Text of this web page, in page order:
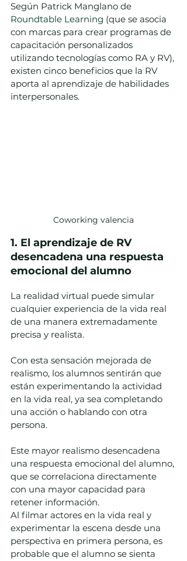
Según Patrick Manglano de
Roundtable Learning (que se asocia
con marcas para crear programas de
capacitación personalizados
utilizando tecnologías como RA y RV),
existen cinco beneficios que la RV
aporta al aprendizaje de habilidades
interpersonales.
Coworking valencia
1. El aprendizaje de RV
desencadena una respuesta
emocional del alumno
La realidad virtual puede simular
cualquier experiencia de la vida real
de una manera extremadamente
precisa y realista.
Con esta sensación mejorada de
realismo, los alumnos sentirán que
están experimentando la actividad
en la vida real, ya sea completando
una acción o hablando con otra
persona.
Este mayor realismo desencadena
una respuesta emocional del alumno,
que se correlaciona directamente
con una mayor capacidad para
retener información.
Al filmar actores en la vida real y
experimentar la escena desde una
perspectiva en primera persona, es
probable que el alumno se sienta